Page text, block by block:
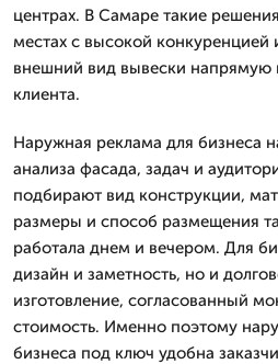
центрах. В Самаре такие
местах с высокой
внешний вид вывески напрямую
клиента.
Наружная реклама для бизнеса
анализа фасада, задач и
подбирают вид конструкции,
размеры и способ размещения
работала днем и вечером. Для
дизайн и заметность, но и
изготовление, согласованный
стоимость. Именно поэтому
бизнеса под ключ удобна